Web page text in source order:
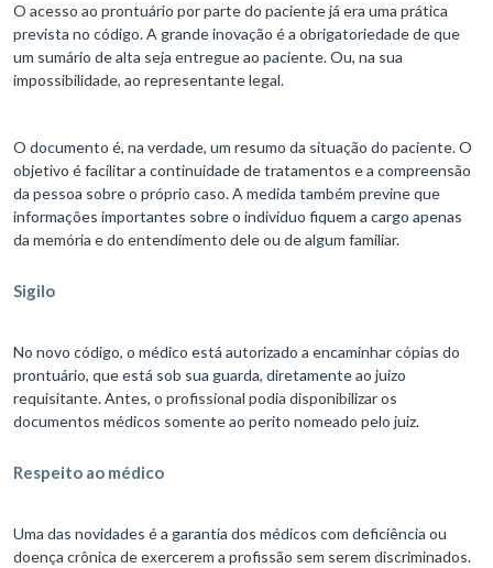
O acesso ao prontuário por parte do paciente já era uma prática
prevista no código. A grande inovação é a obrigatoriedade de que
um sumário de alta seja entregue ao paciente. Ou, na sua
impossibilidade, ao representante legal.
O documento é, na verdade, um resumo da situação do paciente. O
objetivo é facilitar a continuidade de tratamentos e a compreensão
da pessoa sobre o próprio caso. A medida também previne que
informações importantes sobre o indivíduo fiquem a cargo apenas
da memória e do entendimento dele ou de algum familiar.
Sigilo
No novo código, o médico está autorizado a encaminhar cópias do
prontuário, que está sob sua guarda, diretamente ao juízo
requisitante. Antes, o profissional podia disponibilizar os
documentos médicos somente ao perito nomeado pelo juiz.
Respeito ao médico
Uma das novidades é a garantia dos médicos com deficiência ou
doença crônica de exercerem a profissão sem serem discriminados.